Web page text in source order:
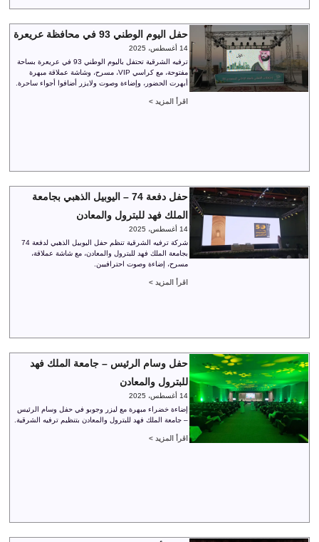
حفل اليوم الوطني 93 في محافظة عريعرة
14 أغسطس، 2025
ترفيه الشرقية تحتفل باليوم الوطني 93 في عريعرة بساحة
مفتوحة، مع كراسي VIP، مسرح، وشاشة عملاقة مبهرة
أبهرت الحضور، وإضاءة وصوت ولايزر أضافوا أجواء ساحرة.
اقرأ المزيد >
حفل دفعة 74 – اليوبيل الذهبي بجامعة
الملك فهد للبترول والمعادن
14 أغسطس، 2025
شركة ترفيه الشرقية تنظم حفل اليوبيل الذهبي لدفعة 74
بجامعة الملك فهد للبترول والمعادن، مع شاشة عملاقة،
مسرح، إضاءة وصوت احترافيين.
اقرأ المزيد >
حفل وسام الرئيس – جامعة الملك فهد
للبترول والمعادن
14 أغسطس، 2025
إضاءة خضراء مبهرة مع ليزر وجوبو في حفل وسام الرئيس
– جامعة الملك فهد للبترول والمعادن بتنظيم ترفيه الشرقية.
اقرأ المزيد >